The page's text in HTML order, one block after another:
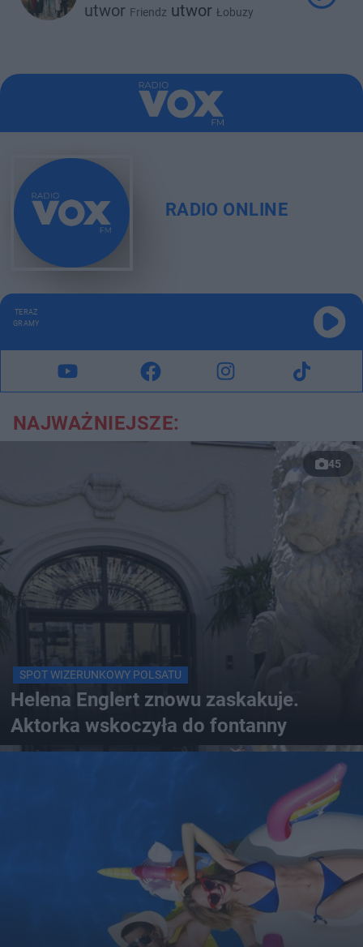
utwor Friendz utwor Łobuzy
RADIO ONLINE
TERAZ
GRAMY
NAJWAŻNIEJSZE:
45
SPOT WIZERUNKOWY POLSATU
Helena Englert znowu zaskakuje.
Aktorka wskoczyła do fontanny